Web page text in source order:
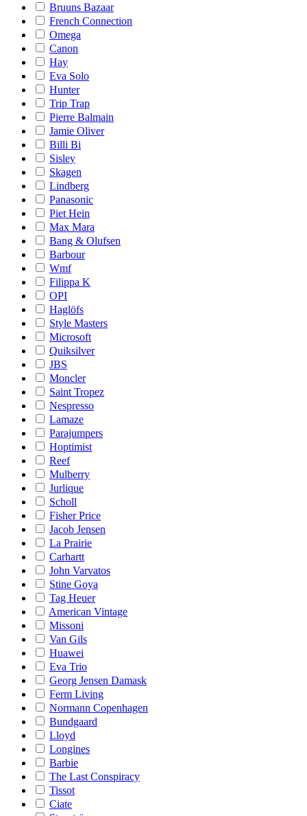
Bruuns Bazaar
French Connection
Omega
Canon
Hay
Eva Solo
Hunter
Trip Trap
Pierre Balmain
Jamie Oliver
Billi Bi
Sisley
Skagen
Lindberg
Panasonic
Piet Hein
Max Mara
Bang & Olufsen
Barbour
Wmf
Filippa K
OPI
Haglöfs
Style Masters
Microsoft
Quiksilver
JBS
Moncler
Saint Tropez
Nespresso
Lamaze
Parajumpers
Hoptimist
Reef
Mulberry
Jurlique
Scholl
Fisher Price
Jacob Jensen
La Prairie
Carhartt
John Varvatos
Stine Goya
Tag Heuer
American Vintage
Missoni
Van Gils
Huawei
Eva Trio
Georg Jensen Damask
Ferm Living
Normann Copenhagen
Bundgaard
Lloyd
Longines
Barbie
The Last Conspiracy
Tissot
Ciate